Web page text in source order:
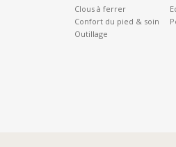
Clous à ferrer
Confort du pied & soin
Outillage